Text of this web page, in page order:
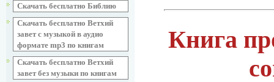
Скачать бесплатно Библию
Скачать бесплатно Ветхий
завет с музыкой в аудио
формате mp3 по книгам
Скачать бесплатно Ветхий
завет без музыки по книгам
Книга